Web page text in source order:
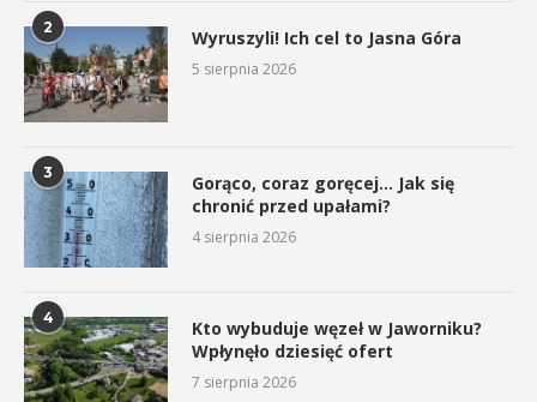
2 Wyruszyli! Ich cel to Jasna Góra
5 sierpnia 2026
3
Gorąco, coraz goręcej… Jak się
chronić przed upałami?
4 sierpnia 2026
4
Kto wybuduje węzeł w Jaworniku?
Wpłynęło dziesięć ofert
7 sierpnia 2026